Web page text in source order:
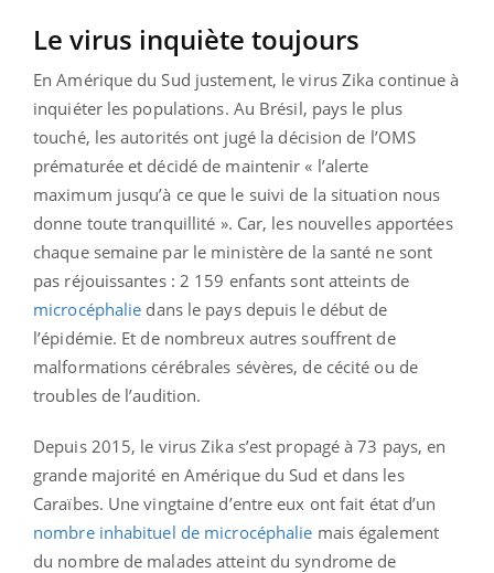
Le virus inquiète toujours
En Amérique du Sud justement, le virus Zika continue à
inquiéter les populations. Au Brésil, pays le plus
touché, les autorités ont jugé la décision de l’OMS
prématurée et décidé de maintenir « l’alerte
maximum jusqu’à ce que le suivi de la situation nous
donne toute tranquillité ». Car, les nouvelles apportées
chaque semaine par le ministère de la santé ne sont
pas réjouissantes : 2 159 enfants sont atteints de
microcéphalie dans le pays depuis le début de
l’épidémie. Et de nombreux autres souffrent de
malformations cérébrales sévères, de cécité ou de
troubles de l’audition.
Depuis 2015, le virus Zika s’est propagé à 73 pays, en
grande majorité en Amérique du Sud et dans les
Caraïbes. Une vingtaine d’entre eux ont fait état d’un
nombre inhabituel de microcéphalie mais également
du nombre de malades atteint du syndrome de